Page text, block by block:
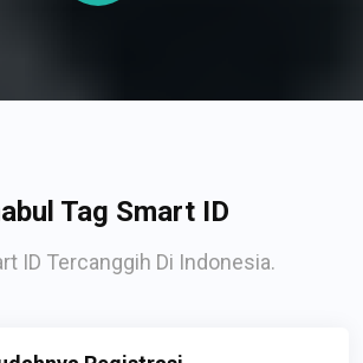
Tag Smart ID
ID Tercanggih Di Indonesia.